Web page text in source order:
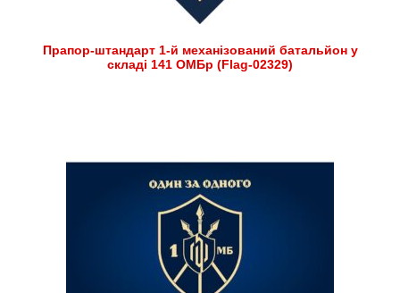
Прапор-штандарт 1-й механізований батальйон у
складі 141 ОМБр (Flag-02329)